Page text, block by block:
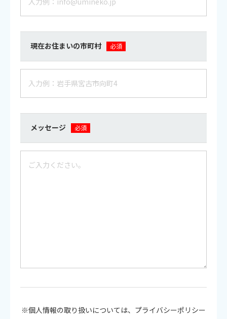
現在お住まいの市町村 必須
メッセージ 必須
※個人情報の取り扱いについては、プライバシーポリシー